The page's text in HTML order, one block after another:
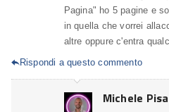
Pagina" ho 5 pagine e
in quella che vorrei
altre oppure c'entra
Rispondi a questo commento
Michele